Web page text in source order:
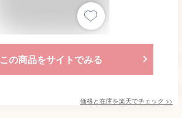
この商品をサイトでみる
価格と在庫を楽天でチェック >>